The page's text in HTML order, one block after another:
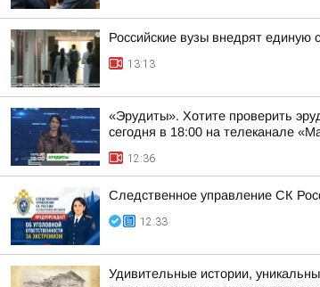
Российские вузы внедрят единую
13:13
«Эрудиты». Хотите проверить
сегодня в 18:00 на телеканале
12:36
Следственное управление СК
12:33
Удивительные истории,